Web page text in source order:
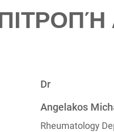
Dr
Angelakos
Rheumatology